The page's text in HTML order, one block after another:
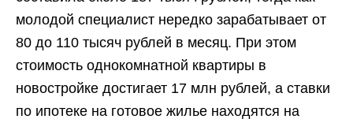
молодой специалист нередко зарабатывает от
80 до 110 тысяч рублей в месяц. При этом
стоимость однокомнатной квартиры в
новостройке достигает 17 млн рублей, а ставки
по ипотеке на готовое жилье находятся на